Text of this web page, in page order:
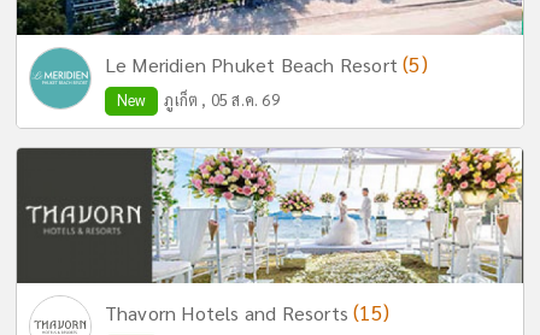
Le Meridien Phuket Beach Resort(5)
New ภูเก็ต , 05 ส.ค. 69
Thavorn Hotels and Resorts(15)